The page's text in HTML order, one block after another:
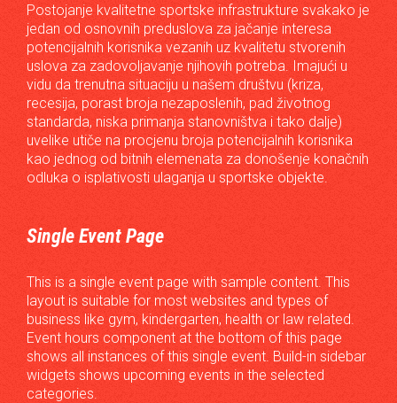
Postojanje kvalitetne sportske infrastrukture svakako je
jedan od osnovnih preduslova za jačanje interesa
potencijalnih korisnika vezanih uz kvalitetu stvorenih
uslova za zadovoljavanje njihovih potreba. Imajući u
vidu da trenutna situaciju u našem društvu (kriza,
recesija, porast broja nezaposlenih, pad životnog
standarda, niska primanja stanovništva i tako dalje)
uvelike utiče na procjenu broja potencijalnih korisnika
kao jednog od bitnih elemenata za donošenje konačnih
odluka o isplativosti ulaganja u sportske objekte.
Single Event Page
This is a single event page with sample content. This
layout is suitable for most websites and types of
business like gym, kindergarten, health or law related.
Event hours component at the bottom of this page
shows all instances of this single event. Build-in sidebar
widgets shows upcoming events in the selected
categories.